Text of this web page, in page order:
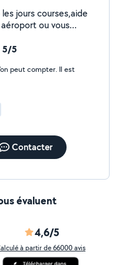
jours courses,aide
ou vous
5/5
peut compter. Il est
Contacter
évaluent
4,6/5
à partir de 66000 avis